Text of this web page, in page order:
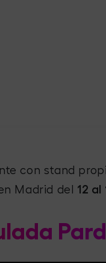
con stand
Madrid del 12 al